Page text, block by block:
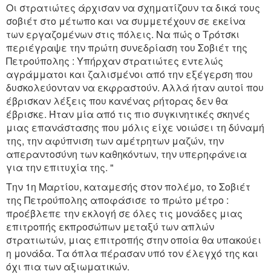
Οι στρατιώτες άρχισαν να σχηματίζουν τα δικά τους
σοβιέτ στο μέτωπο και να συμμετέχουν σε εκείνα
των εργαζομένων στις πόλεις. Να πώς ο Τρότσκι
περιέγραψε την πρώτη συνεδρίαση του Σοβιέτ της
Πετρούπολης : Υπήρχαν στρατιώτες εντελώς
αγράμματοι και ζαλισμένοι από την εξέγερση που
δυσκολεύονταν να εκφραστούν. Αλλά ήταν αυτοί που
έβρισκαν λέξεις που κανένας ρήτορας δεν θα
έβρισκε. Ήταν μία από τις πιο συγκινητικές σκηνές
μιας επανάστασης που μόλις είχε νοιώσει τη δύναμή
της, την αφύπνιση των αμέτρητων μαζών, την
απεραντοσύνη των καθηκόντων, την υπερηφάνεια
για την επιτυχία της. "
Την 1η Μαρτίου, καταμεσής στον πολέμο, το Σοβιέτ
της Πετρούπολης αποφάσισε το πρώτο μέτρο :
προέβλεπε την εκλογή σε όλες τις μονάδες μιας
επιτροπής εκπροσώπων μεταξύ των απλών
στρατιωτών, μιας επιτροπής στην οποία θα υπακούει
η μονάδα. Τα όπλα πέρασαν υπό τον έλεγχό της και
όχι πια των αξιωματικών.